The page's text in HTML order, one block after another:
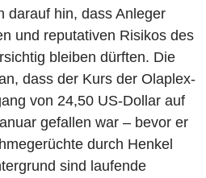
darauf hin, dass Anleger
und reputativen Risikos des
bleiben dürften. Die
dass der Kurs der Olaplex-
von 24,50 US-Dollar auf
gefallen war – bevor er
durch Henkel
sind laufende